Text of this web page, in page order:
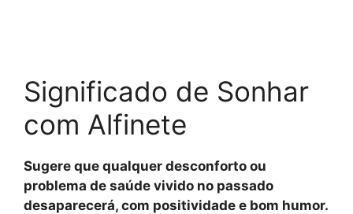
Significado de Sonhar
com Alfinete
Sugere que qualquer desconforto ou
problema de saúde vivido no passado
desaparecerá, com positividade e bom humor.